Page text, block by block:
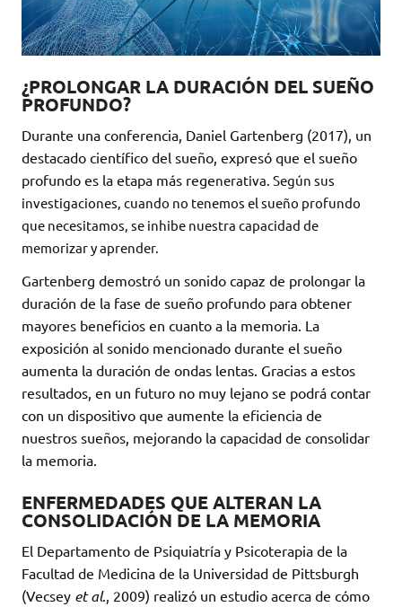
¿PROLONGAR LA DURACIÓN DEL SUEÑO
PROFUNDO?
Durante una conferencia, Daniel Gartenberg (2017), un
destacado científico del sueño, expresó que el sueño
profundo es la etapa más regenerativa. Según sus
investigaciones, cuando no tenemos el sueño profundo
que necesitamos, se inhibe nuestra capacidad de
memorizar y aprender.
Gartenberg demostró un sonido capaz de prolongar la
duración de la fase de sueño profundo para obtener
mayores beneficios en cuanto a la memoria. La
exposición al sonido mencionado durante el sueño
aumenta la duración de ondas lentas. Gracias a estos
resultados, en un futuro no muy lejano se podrá contar
con un dispositivo que aumente la eficiencia de
nuestros sueños, mejorando la capacidad de consolidar
la memoria.
ENFERMEDADES QUE ALTERAN LA
CONSOLIDACIÓN DE LA MEMORIA
El Departamento de Psiquiatría y Psicoterapia de la
Facultad de Medicina de la Universidad de Pittsburgh
(Vecsey et al., 2009) realizó un estudio acerca de cómo